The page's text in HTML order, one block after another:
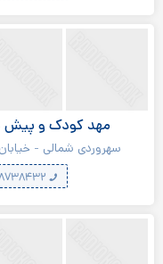
مهد کودک و پیش
سهروردی شمالی -